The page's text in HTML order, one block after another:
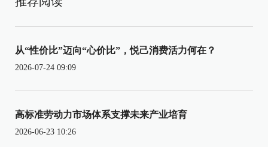
从“性价比”迈向“心价比”，悦己消费活力何在？
2026-07-24 09:09
高标准劳动力市场体系支撑未来产业培育
2026-06-23 10:26